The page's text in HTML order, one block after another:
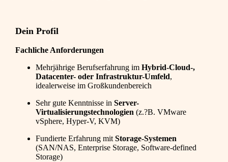
Dein Profil
Fachliche Anforderungen
Mehrjährige Berufserfahrung im Hybrid-Cloud-,
Datacenter- oder Infrastruktur-Umfeld,
idealerweise im Großkundenbereich
Sehr gute Kenntnisse in Server-
Virtualisierungstechnologien (z.?B. VMware
vSphere, Hyper-V, KVM)
Fundierte Erfahrung mit Storage-Systemen
(SAN/NAS, Enterprise Storage, Software-defined
Storage)